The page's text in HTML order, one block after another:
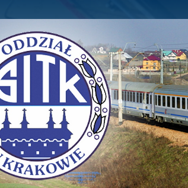
SITK RP Oddział w